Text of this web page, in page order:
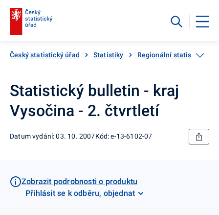
Český statistický úřad Statistiky Regionální statistiky
Statistický bulletin - kraj
Vysočina - 2. čtvrtletí
Datum vydání: 03. 10. 2007Kód: e-13-6102-07
Zobrazit podrobnosti o produktu
Přihlásit se k odběru, objednat